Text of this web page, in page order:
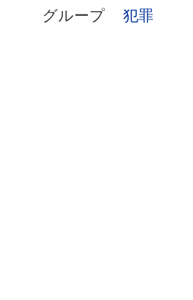
グループ
犯罪